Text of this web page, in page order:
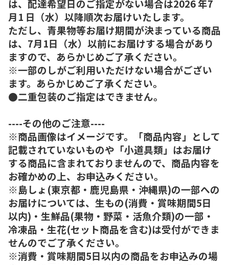
は、配達希望日のご指定がない場合は2026 年7
月1 日（水）以降順次お届けいたします。
ただし、青果物等お届け期間が決まっている商品
は、7月1日（水）以前にお届けする場合があり
ますので、あらかじめご了承ください。
※一部のしがご利用いただけない場合がござい
ます。あらかじめご了承ください。
●二重包装のご指定はできません。
----その他のご注意----
※商品画像はイメージです。「商品内容」として
記載されていないものや「小道具類」はお届け
する商品に含まれておりませんので、商品内容を
お確かめの上、お申込みください。
※島しょ(東京都・鹿児島県・沖縄県)の一部への
お届けについては、生もの(消費・賞味期間5日
以内)・生鮮品(果物・野菜・活魚介類)の一部・
冷凍品・生花(セット商品を含む)は受付ができま
せんのでご了承ください。
※消費・賞味期間5日以内の商品をお申込みの場